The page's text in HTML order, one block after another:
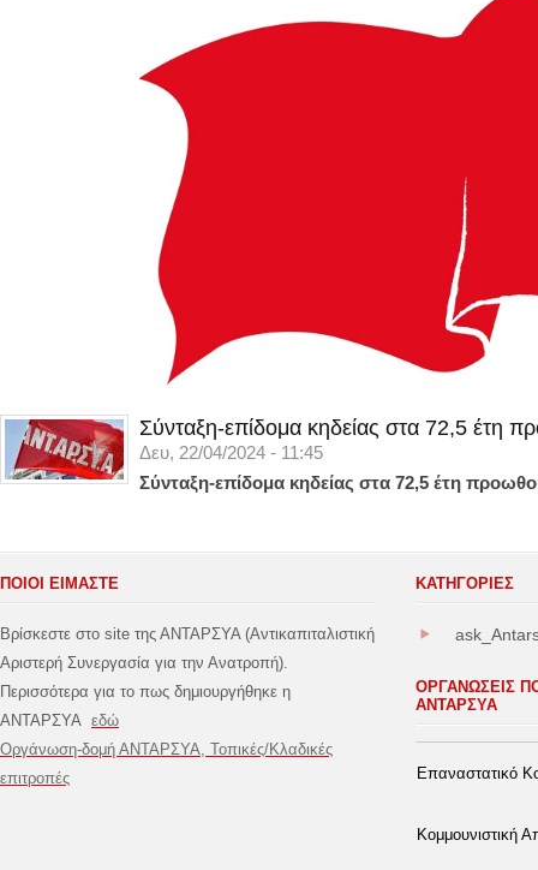
Σύνταξη-επίδομα κηδείας στα 72,5 έτη
Δευ, 22/04/2024 - 11:45
Σύνταξη-επίδομα κηδείας στα 72,5 έτη
ΠΟΙΟΙ ΕΙΜΑΣΤΕ
Βρίσκεστε στο site της ΑΝΤΑΡΣΥΑ (Αντικαπιταλιστική
Αριστερή Συνεργασία για την Ανατροπή).
Περισσότερα για το πως δημιουργήθηκε η
ΑΝΤΑΡΣΥΑ εδώ
Οργάνωση-δομή ΑΝΤΑΡΣΥΑ, Τοπικές/Κλαδικές
επιτροπές
ΚΑΤΗΓΟΡΊΕΣ
ΟΡΓΑΝΩΣΕΙΣ
ΑΝΤΑΡΣΥΑ
Επαναστατικό
Κομμουνιστική